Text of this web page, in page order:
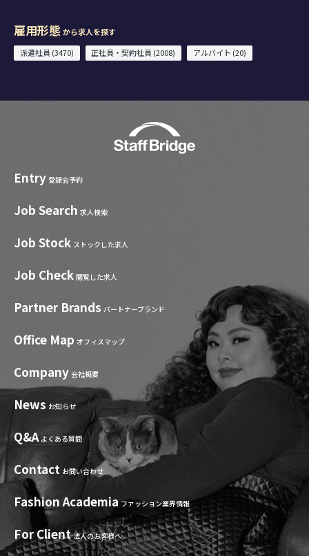
雇用形態 から求人を探す
派遣社員 (3470)
正社員・契約社員 (2008) アルバイト (20)
Entry 登録会予約
Job Search 求人検索
Job Stock ストックした求人
Job Check 閲覧した求人
Partner Brands パートナーブランド
Office Map オフィスマップ
Company 会社概要
News お知らせ
Q&A よくある質問
Contact お問い合わせ
Fashion Academia ファッション業界情報
For Client 法人のお客様へ